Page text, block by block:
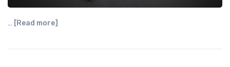
… [Read more]